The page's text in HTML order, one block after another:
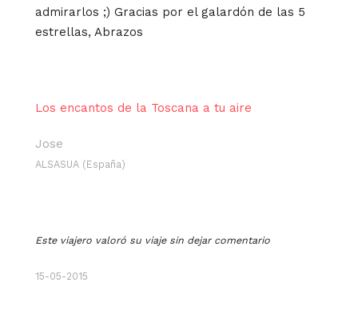
admirarlos ;) Gracias por el galardón de las 5
estrellas, Abrazos
Los encantos de la Toscana a tu aire
Jose
ALSASUA (España)
Este viajero valoró su viaje sin dejar comentario
15-05-2015